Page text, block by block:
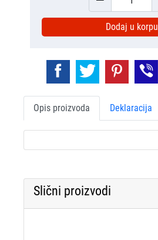
Dodaj u korpu
Opis proizvoda Deklaracija
Slični proizvodi